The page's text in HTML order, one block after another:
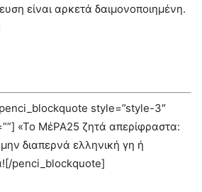
είναι αρκετά δαιμονοποιημένη.
style=”style-3″
«Το ΜέΡΑ25 ζητά απερίφραστα:
διαπερνά ελληνική γη ή
penci_blockquote]